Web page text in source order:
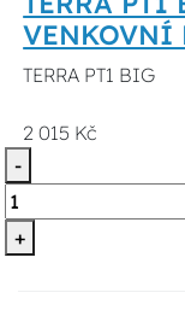
VENKOVNÍ
TERRA PT1 BIG
2 015 Kč
-
+